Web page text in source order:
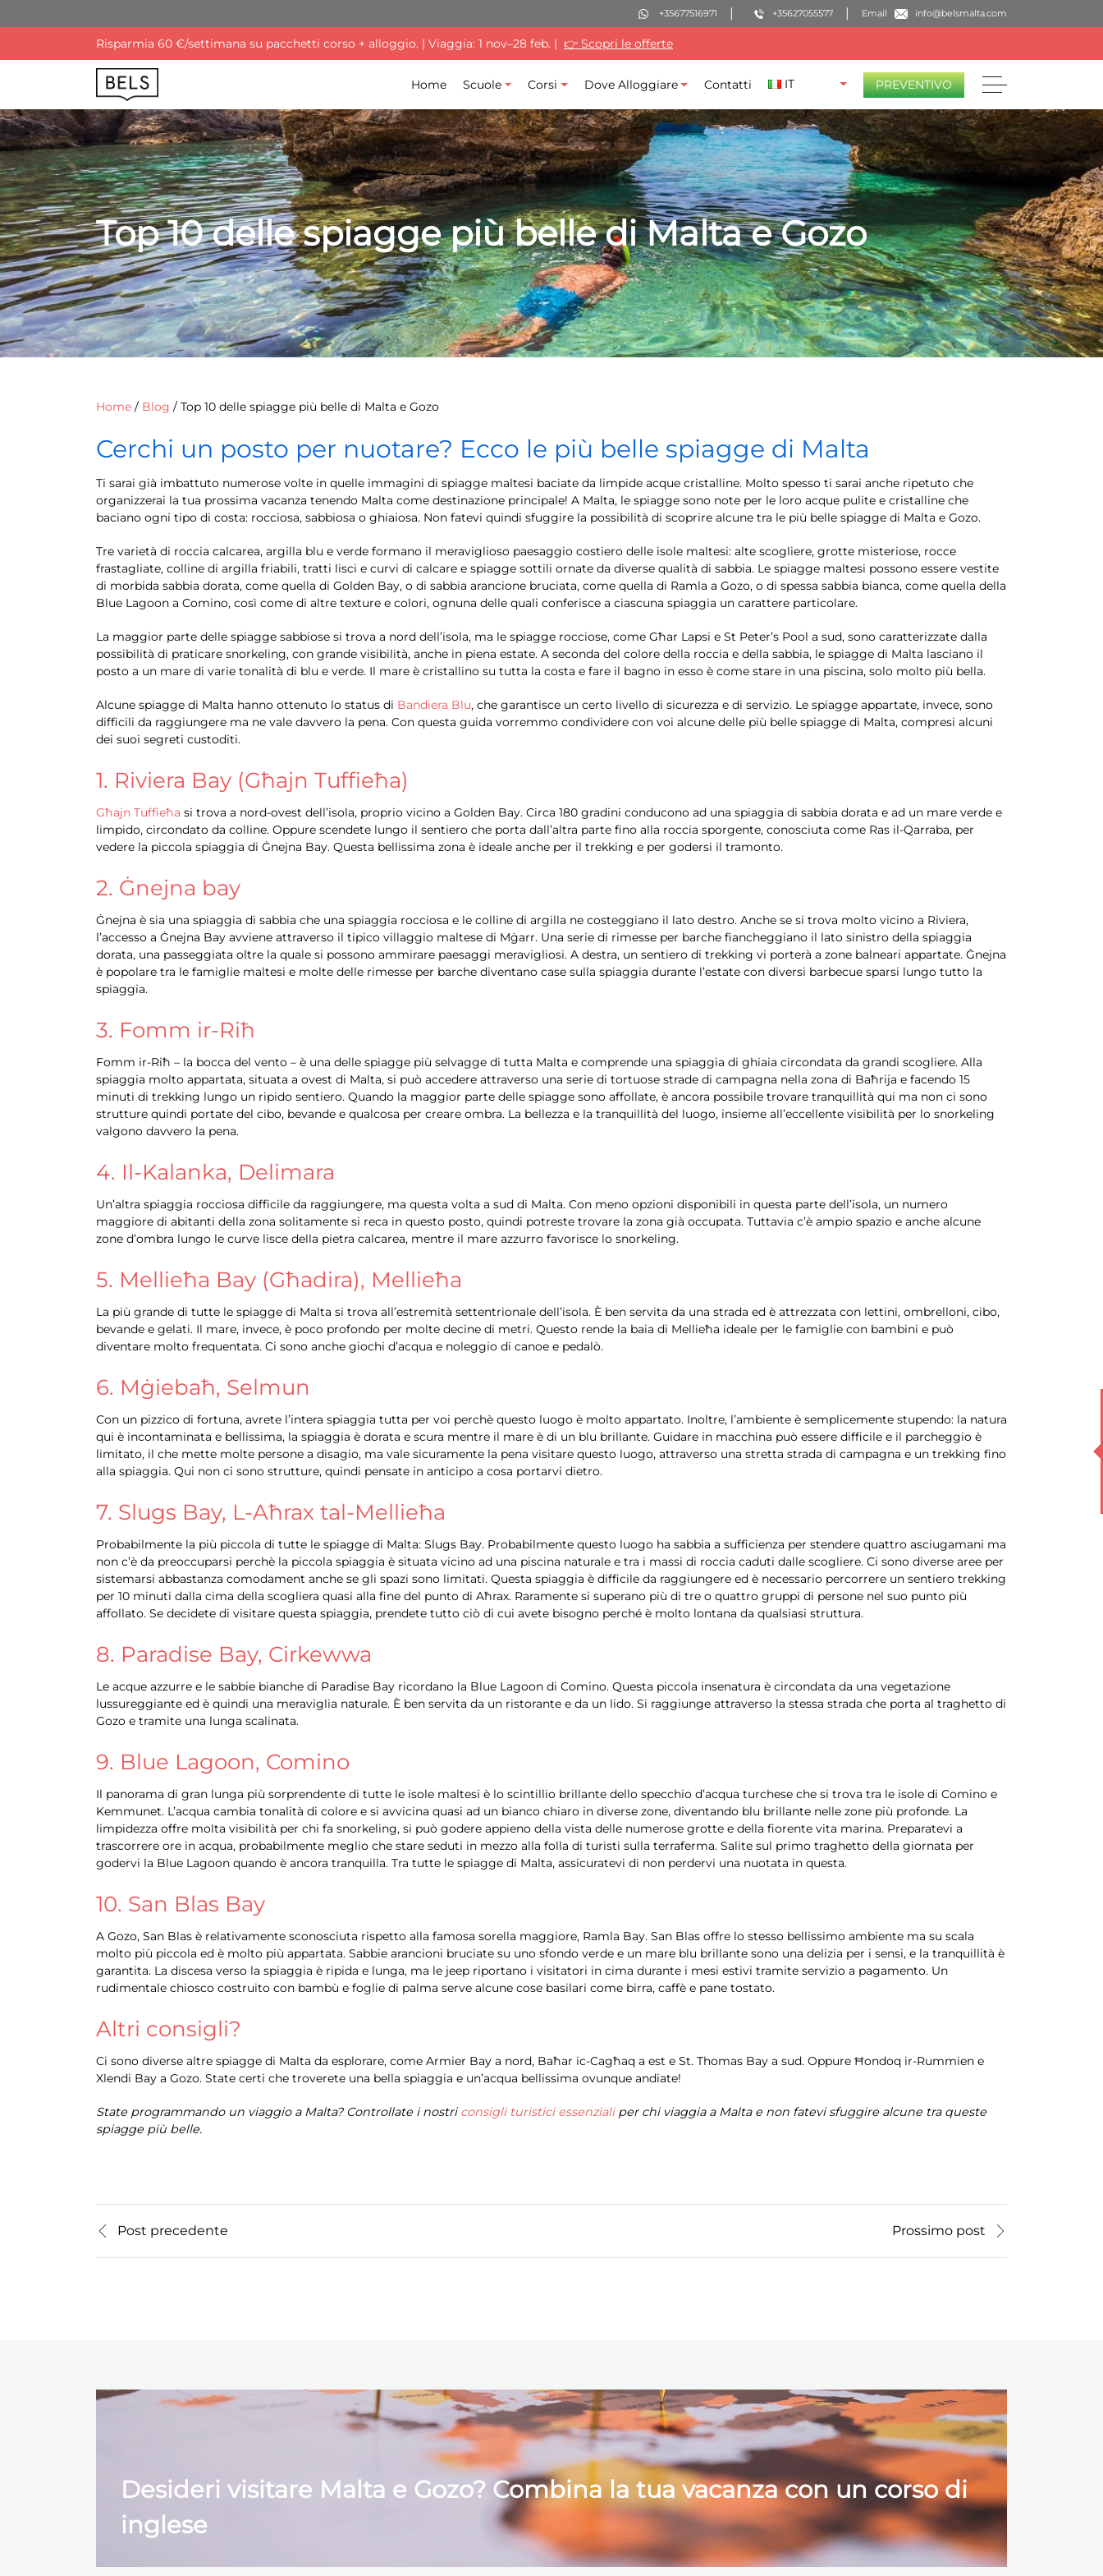
+35677516971 +35627055577 Email info@belsmalta.com
Risparmia 60 €/settimana su pacchetti corso + alloggio. | Viaggia: 1 nov–28 feb. | 👉 Scopri le offerte
Home Scuole Corsi Dove Alloggiare Contatti IT PREVENTIVO
Top 10 delle spiagge più belle di Malta e Gozo
Home / Blog / Top 10 delle spiagge più belle di Malta e Gozo
Cerchi un posto per nuotare? Ecco le più belle spiagge di Malta
Ti sarai già imbattuto numerose volte in quelle immagini di spiagge maltesi baciate da limpide acque cristalline. Molto spesso ti sarai anche ripetuto che
organizzerai la tua prossima vacanza tenendo Malta come destinazione principale! A Malta, le spiagge sono note per le loro acque pulite e cristalline che
baciano ogni tipo di costa: rocciosa, sabbiosa o ghiaiosa. Non fatevi quindi sfuggire la possibilità di scoprire alcune tra le più belle spiagge di Malta e Gozo.
Tre varietà di roccia calcarea, argilla blu e verde formano il meraviglioso paesaggio costiero delle isole maltesi: alte scogliere, grotte misteriose, rocce
frastagliate, colline di argilla friabili, tratti lisci e curvi di calcare e spiagge sottili ornate da diverse qualità di sabbia. Le spiagge maltesi possono essere vestite
di morbida sabbia dorata, come quella di Golden Bay, o di sabbia arancione bruciata, come quella di Ramla a Gozo, o di spessa sabbia bianca, come quella della
Blue Lagoon a Comino, così come di altre texture e colori, ognuna delle quali conferisce a ciascuna spiaggia un carattere particolare.
La maggior parte delle spiagge sabbiose si trova a nord dell’isola, ma le spiagge rocciose, come Għar Lapsi e St Peter’s Pool a sud, sono caratterizzate dalla
possibilità di praticare snorkeling, con grande visibilità, anche in piena estate. A seconda del colore della roccia e della sabbia, le spiagge di Malta lasciano il
posto a un mare di varie tonalità di blu e verde. Il mare è cristallino su tutta la costa e fare il bagno in esso è come stare in una piscina, solo molto più bella.
Alcune spiagge di Malta hanno ottenuto lo status di Bandiera Blu, che garantisce un certo livello di sicurezza e di servizio. Le spiagge appartate, invece, sono
difficili da raggiungere ma ne vale davvero la pena. Con questa guida vorremmo condividere con voi alcune delle più belle spiagge di Malta, compresi alcuni
dei suoi segreti custoditi.
1. Riviera Bay (Għajn Tuffieħa)
Għajn Tuffieħa si trova a nord-ovest dell’isola, proprio vicino a Golden Bay. Circa 180 gradini conducono ad una spiaggia di sabbia dorata e ad un mare verde e
limpido, circondato da colline. Oppure scendete lungo il sentiero che porta dall’altra parte fino alla roccia sporgente, conosciuta come Ras il-Qarraba, per
vedere la piccola spiaggia di Ġnejna Bay. Questa bellissima zona è ideale anche per il trekking e per godersi il tramonto.
2. Ġnejna bay
Ġnejna è sia una spiaggia di sabbia che una spiaggia rocciosa e le colline di argilla ne costeggiano il lato destro. Anche se si trova molto vicino a Riviera,
l’accesso a Ġnejna Bay avviene attraverso il tipico villaggio maltese di Mġarr. Una serie di rimesse per barche fiancheggiano il lato sinistro della spiaggia
dorata, una passeggiata oltre la quale si possono ammirare paesaggi meravigliosi. A destra, un sentiero di trekking vi porterà a zone balneari appartate. Ġnejna
è popolare tra le famiglie maltesi e molte delle rimesse per barche diventano case sulla spiaggia durante l’estate con diversi barbecue sparsi lungo tutto la
spiaggia.
3. Fomm ir-Riħ
Fomm ir-Riħ – la bocca del vento – è una delle spiagge più selvagge di tutta Malta e comprende una spiaggia di ghiaia circondata da grandi scogliere. Alla
spiaggia molto appartata, situata a ovest di Malta, si può accedere attraverso una serie di tortuose strade di campagna nella zona di Baħrija e facendo 15
minuti di trekking lungo un ripido sentiero. Quando la maggior parte delle spiagge sono affollate, è ancora possibile trovare tranquillità qui ma non ci sono
strutture quindi portate del cibo, bevande e qualcosa per creare ombra. La bellezza e la tranquillità del luogo, insieme all’eccellente visibilità per lo snorkeling
valgono davvero la pena.
4. Il-Kalanka, Delimara
Un’altra spiaggia rocciosa difficile da raggiungere, ma questa volta a sud di Malta. Con meno opzioni disponibili in questa parte dell’isola, un numero
maggiore di abitanti della zona solitamente si reca in questo posto, quindi potreste trovare la zona già occupata. Tuttavia c’è ampio spazio e anche alcune
zone d’ombra lungo le curve lisce della pietra calcarea, mentre il mare azzurro favorisce lo snorkeling.
5. Mellieħa Bay (Għadira), Mellieħa
La più grande di tutte le spiagge di Malta si trova all’estremità settentrionale dell’isola. È ben servita da una strada ed è attrezzata con lettini, ombrelloni, cibo,
bevande e gelati. Il mare, invece, è poco profondo per molte decine di metri. Questo rende la baia di Mellieħa ideale per le famiglie con bambini e può
diventare molto frequentata. Ci sono anche giochi d’acqua e noleggio di canoe e pedalò.
6. Mġiebaħ, Selmun
Con un pizzico di fortuna, avrete l’intera spiaggia tutta per voi perchè questo luogo è molto appartato. Inoltre, l’ambiente è semplicemente stupendo: la natura
qui è incontaminata e bellissima, la spiaggia è dorata e scura mentre il mare è di un blu brillante. Guidare in macchina può essere difficile e il parcheggio è
limitato, il che mette molte persone a disagio, ma vale sicuramente la pena visitare questo luogo, attraverso una stretta strada di campagna e un trekking fino
alla spiaggia. Qui non ci sono strutture, quindi pensate in anticipo a cosa portarvi dietro.
7. Slugs Bay, L-Aħrax tal-Mellieħa
Probabilmente la più piccola di tutte le spiagge di Malta: Slugs Bay. Probabilmente questo luogo ha sabbia a sufficienza per stendere quattro asciugamani ma
non c’è da preoccuparsi perchè la piccola spiaggia è situata vicino ad una piscina naturale e tra i massi di roccia caduti dalle scogliere. Ci sono diverse aree per
sistemarsi abbastanza comodament anche se gli spazi sono limitati. Questa spiaggia è difficile da raggiungere ed è necessario percorrere un sentiero trekking
per 10 minuti dalla cima della scogliera quasi alla fine del punto di Aħrax. Raramente si superano più di tre o quattro gruppi di persone nel suo punto più
affollato. Se decidete di visitare questa spiaggia, prendete tutto ciò di cui avete bisogno perché è molto lontana da qualsiasi struttura.
8. Paradise Bay, Cirkewwa
Le acque azzurre e le sabbie bianche di Paradise Bay ricordano la Blue Lagoon di Comino. Questa piccola insenatura è circondata da una vegetazione
lussureggiante ed è quindi una meraviglia naturale. È ben servita da un ristorante e da un lido. Si raggiunge attraverso la stessa strada che porta al traghetto di
Gozo e tramite una lunga scalinata.
9. Blue Lagoon, Comino
Il panorama di gran lunga più sorprendente di tutte le isole maltesi è lo scintillio brillante dello specchio d’acqua turchese che si trova tra le isole di Comino e
Kemmunet. L’acqua cambia tonalità di colore e si avvicina quasi ad un bianco chiaro in diverse zone, diventando blu brillante nelle zone più profonde. La
limpidezza offre molta visibilità per chi fa snorkeling, si può godere appieno della vista delle numerose grotte e della fiorente vita marina. Preparatevi a
trascorrere ore in acqua, probabilmente meglio che stare seduti in mezzo alla folla di turisti sulla terraferma. Salite sul primo traghetto della giornata per
godervi la Blue Lagoon quando è ancora tranquilla. Tra tutte le spiagge di Malta, assicuratevi di non perdervi una nuotata in questa.
10. San Blas Bay
A Gozo, San Blas è relativamente sconosciuta rispetto alla famosa sorella maggiore, Ramla Bay. San Blas offre lo stesso bellissimo ambiente ma su scala
molto più piccola ed è molto più appartata. Sabbie arancioni bruciate su uno sfondo verde e un mare blu brillante sono una delizia per i sensi, e la tranquillità è
garantita. La discesa verso la spiaggia è ripida e lunga, ma le jeep riportano i visitatori in cima durante i mesi estivi tramite servizio a pagamento. Un
rudimentale chiosco costruito con bambù e foglie di palma serve alcune cose basilari come birra, caffè e pane tostato.
Altri consigli?
Ci sono diverse altre spiagge di Malta da esplorare, come Armier Bay a nord, Baħar ic-Cagħaq a est e St. Thomas Bay a sud. Oppure Ħondoq ir-Rummien e
Xlendi Bay a Gozo. State certi che troverete una bella spiaggia e un’acqua bellissima ovunque andiate!
State programmando un viaggio a Malta? Controllate i nostri consigli turistici essenzialiper chi viaggia a Malta e non fatevi sfuggire alcune tra queste
spiagge più belle.
Post precedente Prossimo post
Desideri visitare Malta e Gozo? Combina la tua vacanza con un corso di
inglese